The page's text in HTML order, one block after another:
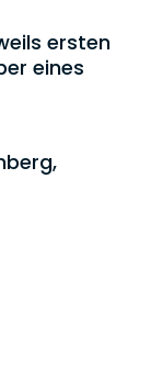
ersten
eines